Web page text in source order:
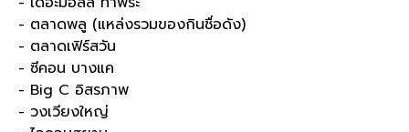
- ตลาดพลู (แหล่งรวมของกินชื่อดัง)
- ตลาดเฟิร์สวัน
- ซีคอน บางแค
- Big C อิสรภาพ
- วงเวียงใหญ่